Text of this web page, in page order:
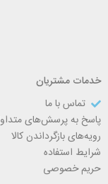
خدمات مشتریان
تماس با ما
پاسخ به پرسش‌های متداول
رویه‌های بازگرداندن کالا
شرایط استفاده
حریم خصوصی